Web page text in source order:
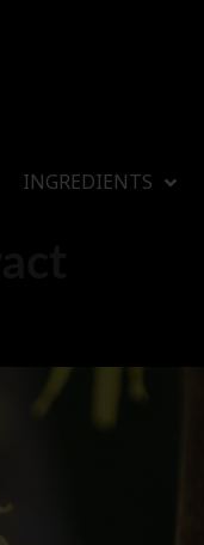
INGREDIENTS